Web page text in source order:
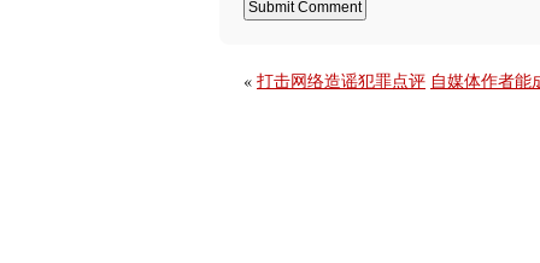
« 打击网络造谣犯罪点评 自媒体作者能